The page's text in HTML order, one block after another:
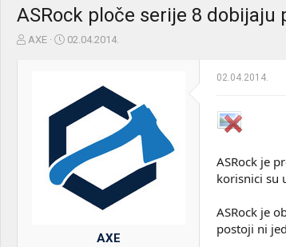
ASRock ploče serije 8
Z
AXE
D
p
o
r
e
t
a
02.04.2014.
AXE
02.04.2014.
ASRock je
korisnici su
ASRock je
postoji ni